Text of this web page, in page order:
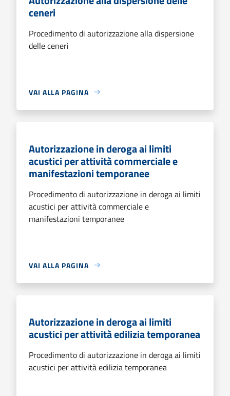
ceneri
Procedimento di autorizzazione alla dispersione
delle ceneri
VAI ALLA PAGINA
Autorizzazione in deroga ai limiti
acustici per attività commerciale e
manifestazioni temporanee
Procedimento di autorizzazione in deroga ai limiti
acustici per attività commerciale e
manifestazioni temporanee
VAI ALLA PAGINA
Autorizzazione in deroga ai limiti
acustici per attività edilizia temporanea
Procedimento di autorizzazione in deroga ai limiti
acustici per attività edilizia temporanea